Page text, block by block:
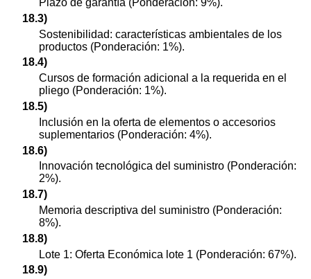
Plazo de garantía (Ponderación: 9%).
18.3)
Sostenibilidad: características ambientales de los
productos (Ponderación: 1%).
18.4)
Cursos de formación adicional a la requerida en el
pliego (Ponderación: 1%).
18.5)
Inclusión en la oferta de elementos o accesorios
suplementarios (Ponderación: 4%).
18.6)
Innovación tecnológica del suministro (Ponderación:
2%).
18.7)
Memoria descriptiva del suministro (Ponderación:
8%).
18.8)
Lote 1: Oferta Económica lote 1 (Ponderación: 67%).
18.9)